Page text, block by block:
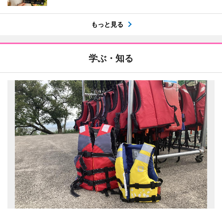
もっと見る
学ぶ・知る